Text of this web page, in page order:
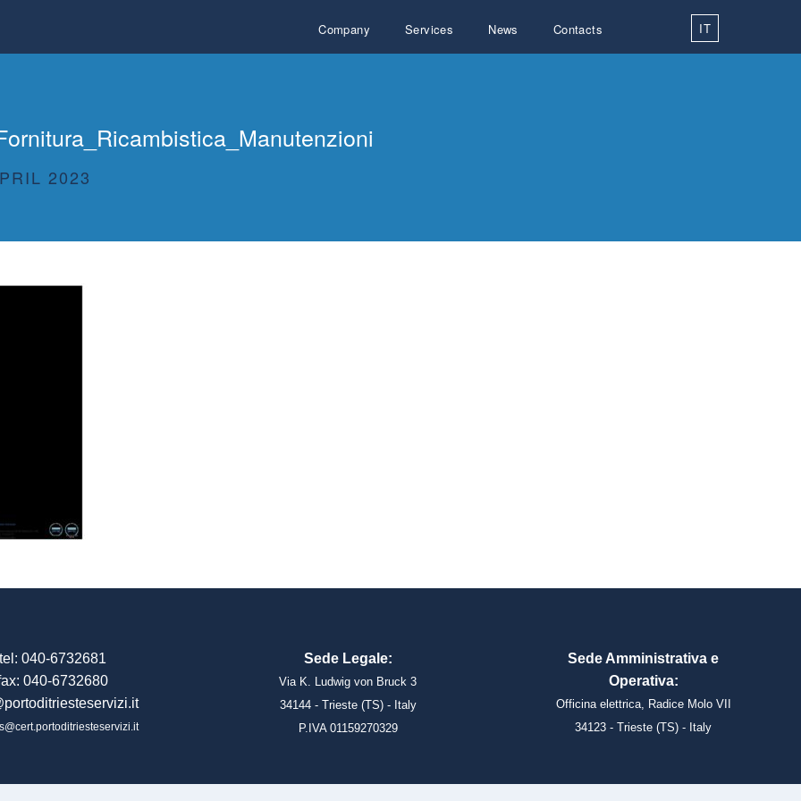
Company Services News Contacts IT
2023
tel: 040-6732681
040-6732680
Sede Legale:
Via K. Ludwig von Bruck 3
34144 - Trieste (TS) - Italy
P.IVA 01159270329
Sede Amministrativa e
Operativa:
Officina elettrica, Radice Molo VII
34123 - Trieste (TS) - Italy